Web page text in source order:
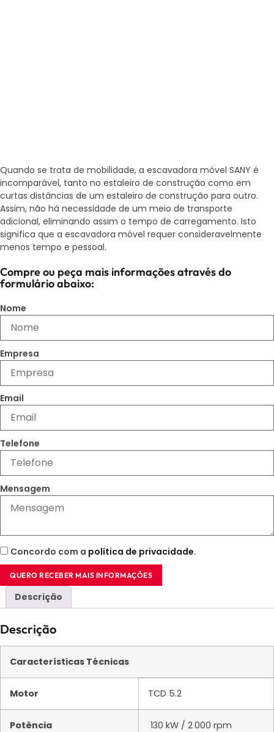
Quando se trata de mobilidade, a escavadora móvel SANY é
incomparável, tanto no estaleiro de construção como em
curtas distâncias de um estaleiro de construção para outro.
Assim, não há necessidade de um meio de transporte
adicional, eliminando assim o tempo de carregamento. Isto
significa que a escavadora móvel requer consideravelmente
menos tempo e pessoal.
Compre ou peça mais informações através do
formulário abaixo:
Nome
Empresa
Email
Telefone
Mensagem
Concordo com a política de privacidade.
QUERO RECEBER MAIS INFORMAÇÕES
Descrição
Descrição
Características Técnicas
Motor TCD 5.2
Potência 130 kW / 2 000 rpm